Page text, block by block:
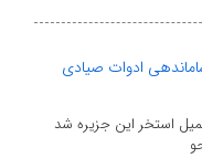
ادوات صیادی
استخر این جزیره شد